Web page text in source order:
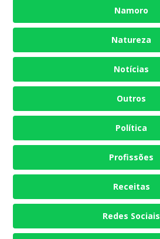
Namoro
Natureza
Notícias
Outros
Política
Profissões
Receitas
Redes Sociais